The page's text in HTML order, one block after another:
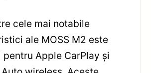
cele mai notabile
ale MOSS M2 este
pentru Apple CarPlay și